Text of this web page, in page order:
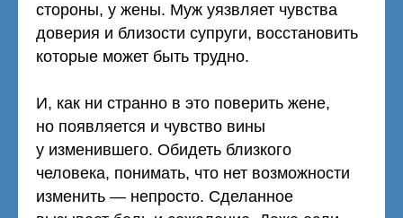
стороны, у жены. Муж уязвляет чувства
доверия и близости супруги, восстановить
которые может быть трудно.
И, как ни странно в это поверить жене,
но появляется и чувство вины
у изменившего. Обидеть близкого
человека, понимать, что нет возможности
изменить — непросто. Сделанное